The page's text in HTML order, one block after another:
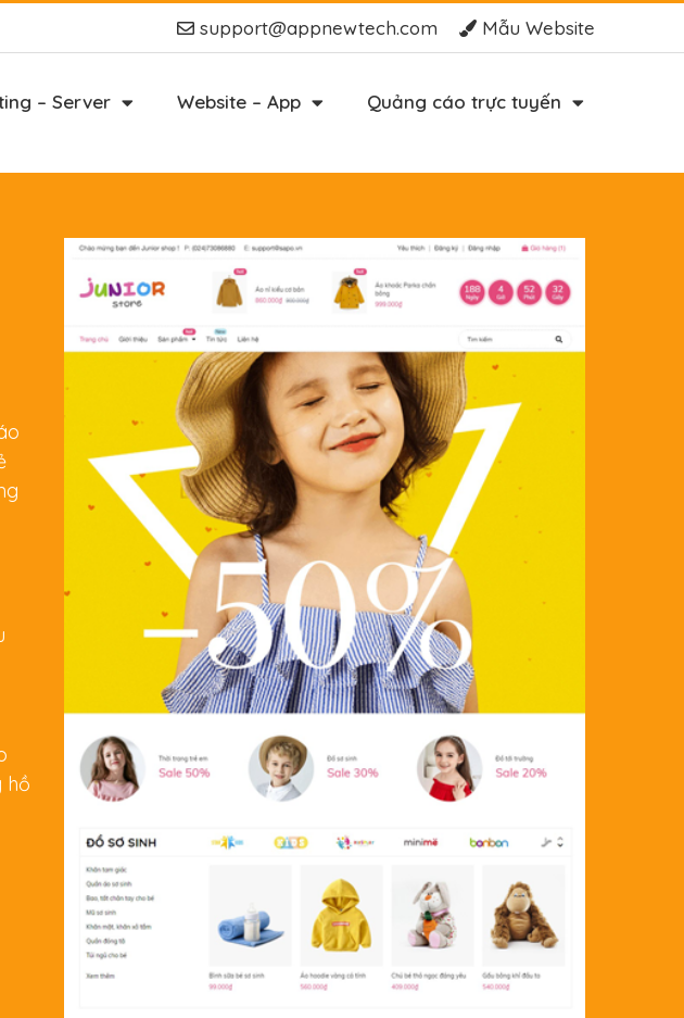
support@appnewtech.com Mẫu Website
– Server Website – App Quảng cáo trực tuyến
hồ